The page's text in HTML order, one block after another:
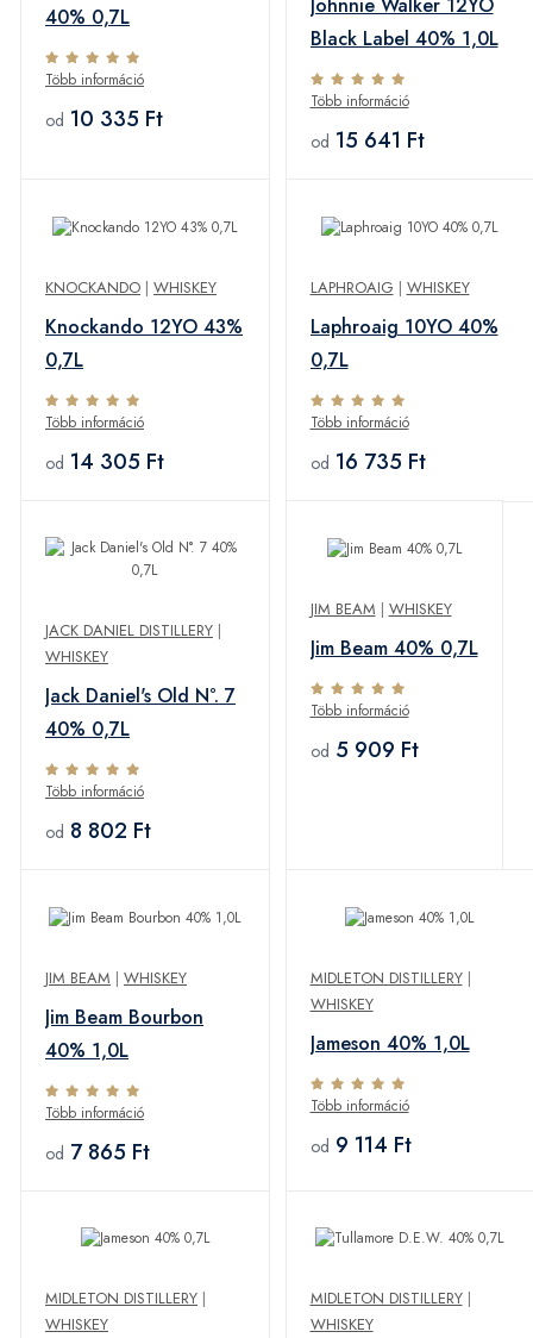
40% 0,7L
Több információ
od 10 335 Ft
Johnnie Walker 12YO
Black Label 40% 1,0L
Több információ
od 15 641 Ft
KNOCKANDO | WHISKEY
Knockando 12YO 43%
0,7L
Több információ
od 14 305 Ft
LAPHROAIG | WHISKEY
Laphroaig 10YO 40%
0,7L
Több információ
od 16 735 Ft
JACK DANIEL DISTILLERY |
WHISKEY
Jack Daniel's Old N°. 7
40% 0,7L
Több információ
od 8 802 Ft
JIM BEAM | WHISKEY
Jim Beam 40% 0,7L
Több információ
od 5 909 Ft
JIM BEAM | WHISKEY
Jim Beam Bourbon
40% 1,0L
Több információ
od 7 865 Ft
MIDLETON DISTILLERY|
WHISKEY
Jameson 40% 1,0L
Több információ
od 9 114 Ft
MIDLETON DISTILLERY |
WHISKEY
MIDLETON DISTILLERY|
WHISKEY